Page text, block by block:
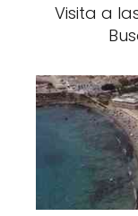
Visita a